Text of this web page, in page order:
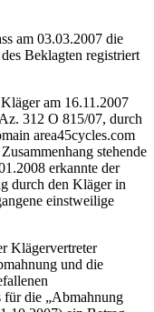
am 03.03.2007 die
Beklagten registriert
am 16.11.2007
312 O 815/07, durch
area45cycles.com
stehende
erkannte der
durch den Kläger in
einstweilige
Klägervertreter
und die
für die „Abmahnung